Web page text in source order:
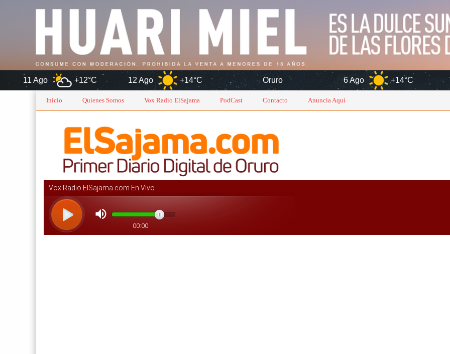
+12°C 12 Ago +14°C Oruro 6 Ago +14°C 7 Ago
Inicio Quienes Somos Vox Radio ElSajama PodCast Contacto Anuncia Aqui